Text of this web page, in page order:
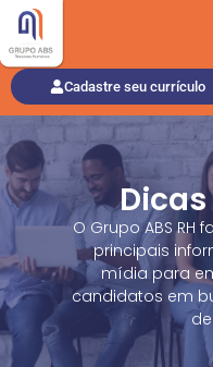
Cadastre seu currículo
O Grupo ABS
principais
mídia para
candidatos em